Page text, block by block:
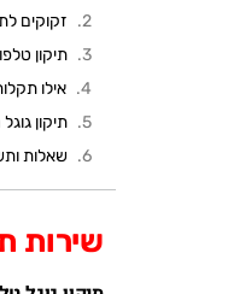
זקוקים
תיקון
אילו
תיקון
שאלות
שירות